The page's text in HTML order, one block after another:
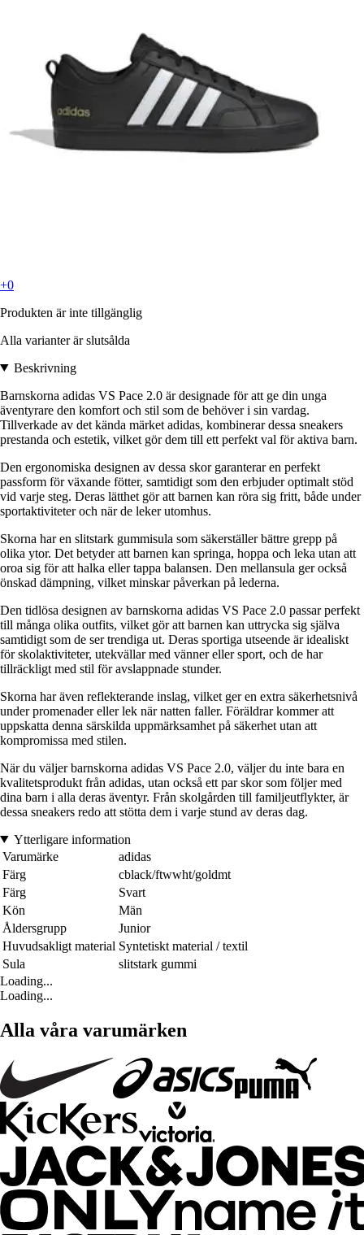
+0
Produkten är inte tillgänglig
Alla varianter är slutsålda
Beskrivning
Barnskorna adidas VS Pace 2.0 är designade för att ge din unga
äventyrare den komfort och stil som de behöver i sin vardag.
Tillverkade av det kända märket adidas, kombinerar dessa sneakers
prestanda och estetik, vilket gör dem till ett perfekt val för aktiva barn.
Den ergonomiska designen av dessa skor garanterar en perfekt
passform för växande fötter, samtidigt som den erbjuder optimalt stöd
vid varje steg. Deras lätthet gör att barnen kan röra sig fritt, både under
sportaktiviteter och när de leker utomhus.
Skorna har en slitstark gummisula som säkerställer bättre grepp på
olika ytor. Det betyder att barnen kan springa, hoppa och leka utan att
oroa sig för att halka eller tappa balansen. Den mellansula ger också
önskad dämpning, vilket minskar påverkan på lederna.
Den tidlösa designen av barnskorna adidas VS Pace 2.0 passar perfekt
till många olika outfits, vilket gör att barnen kan uttrycka sig själva
samtidigt som de ser trendiga ut. Deras sportiga utseende är idealiskt
för skolaktiviteter, utekvällar med vänner eller sport, och de har
tillräckligt med stil för avslappnade stunder.
Skorna har även reflekterande inslag, vilket ger en extra säkerhetsnivå
under promenader eller lek när natten faller. Föräldrar kommer att
uppskatta denna särskilda uppmärksamhet på säkerhet utan att
kompromissa med stilen.
När du väljer barnskorna adidas VS Pace 2.0, väljer du inte bara en
kvalitetsprodukt från adidas, utan också ett par skor som följer med
dina barn i alla deras äventyr. Från skolgården till familjeutflykter, är
dessa sneakers redo att stötta dem i varje stund av deras dag.
Ytterligare information
Varumärke
adidas
Färg
cblack/ftwwht/goldmt
Färg
Svart
Kön
Män
Åldersgrupp
Junior
Huvudsakligt material Syntetiskt material / textil
Sula
slitstark gummi
Loading...
Loading...
Alla våra varumärken